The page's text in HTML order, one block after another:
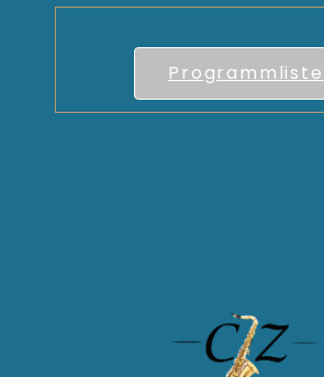
Programmliste